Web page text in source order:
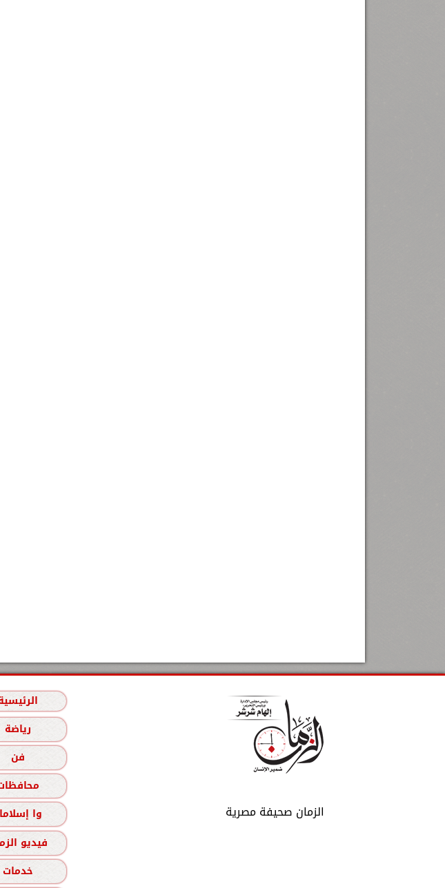
الزمان صحيفة مصرية
رياضة
فن
وا
فيديو
خدمات